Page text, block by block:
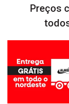
Preços